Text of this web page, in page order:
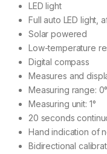
LED light
Full auto LED light,
Solar powered
Low-temperature
Digital compass
Measures and
Measuring range:
Measuring unit: 1°
20 seconds
Hand indication of
Bidirectional